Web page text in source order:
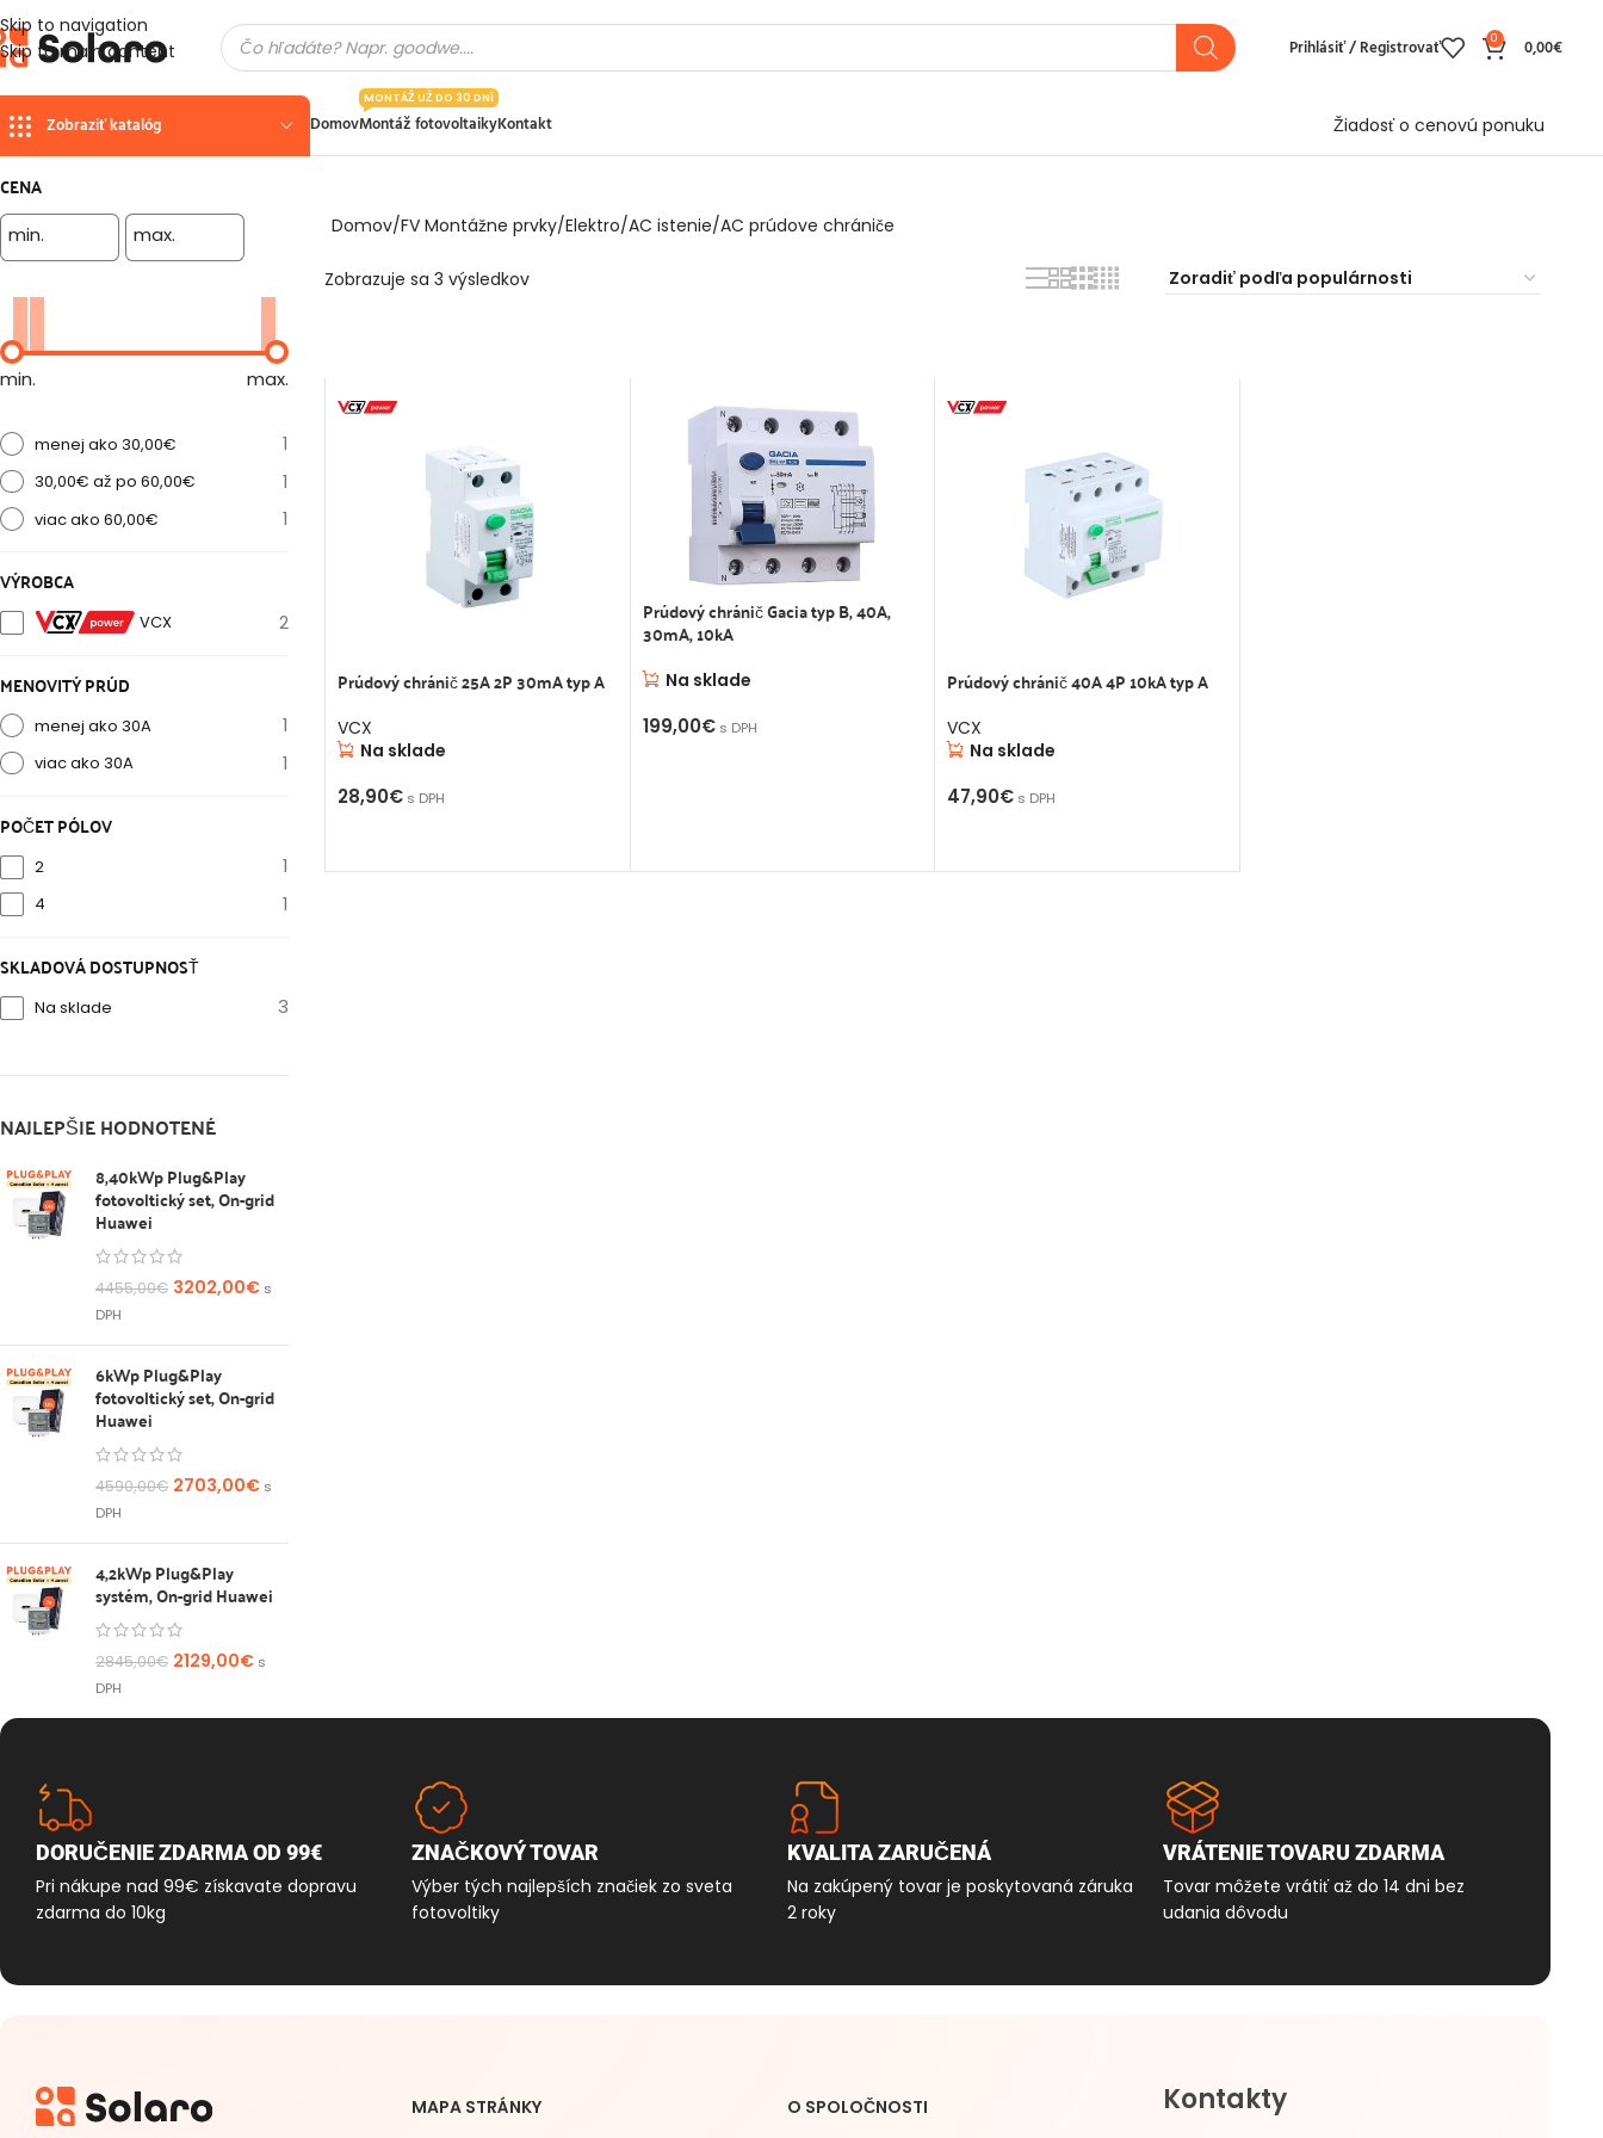
Skip to navigation
Skip to main content
Prihlásiť / Registrovať 0 0,00€
Zobraziť katalóg DomovMontáž fotovoltaiky
MONTÁŽ UŽ DO 30 DNÍ
Kontakt Žiadosť o cenovú ponuku
CENA
min. max.
min. max.
menej ako 30,00€ 1
30,00€ až po 60,00€ 1
viac ako 60,00€ 1
VÝROBCA
VCX 2
MENOVITÝ PRÚD
menej ako 30A 1
viac ako 30A 1
POČET PÓLOV
2 1
4 1
SKLADOVÁ DOSTUPNOSŤ
Na sklade 3
NAJLEPŠIE HODNOTENÉ
8,40kWp Plug&Play
fotovoltický set, On-grid
Huawei
4455,00€ 3202,00€ s
DPH
6kWp Plug&Play
fotovoltický set, On-grid
Huawei
4590,00€ 2703,00€ s
DPH
4,2kWp Plug&Play
systém, On-grid Huawei
2845,00€ 2129,00€ s
DPH
Domov FV Montážne prvky Elektro AC istenie AC prúdove chrániče
Zobrazuje sa 3 výsledkov
Prúdový chránič 25A 2P 30mA typ A
VCX
Na sklade
28,90€ s DPH
Prúdový chránič Gacia typ B, 40A,
30mA, 10kA
Na sklade
199,00€s DPH
Prúdový chránič 40A 4P 10kA typ A
VCX
Na sklade
47,90€ s DPH
DORUČENIE ZDARMA OD 99€
Pri nákupe nad 99€ získavate dopravu
zdarma do 10kg
ZNAČKOVÝ TOVAR
Výber tých najlepších značiek zo sveta
fotovoltiky
KVALITA ZARUČENÁ
Na zakúpený tovar je poskytovaná záruka
2 roky
VRÁTENIE TOVARU ZDARMA
Tovar môžete vrátiť až do 14 dni bez
udania dôvodu
MAPA STRÁNKY
O SPOLOČNOSTI
Kontakty